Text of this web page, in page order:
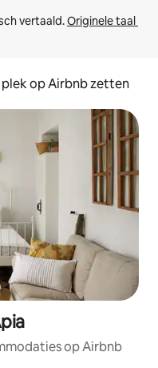
vertaald. Originele taal
plek op Airbnb zetten
op Airbnb